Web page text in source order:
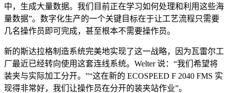
中，生成大量数据。我们目前正在学习如何处理和利用这些海
量数据”。数字化生产的一个关键目标在于让工艺流程只需要
几名操作员即可完成，甚至根本不需要操作员。
新的斯达拉格制造系统完美地实现了这一战略，因为瓦雷尔工
厂最近已经转向使用这套连线系统。Welter 说：“我们希望将
装夹与实际加工分开。”“这在新的 ECOSPEED F 2040 FMS 实
现得非常好，我们让操作员在分开的装夹站作业”。